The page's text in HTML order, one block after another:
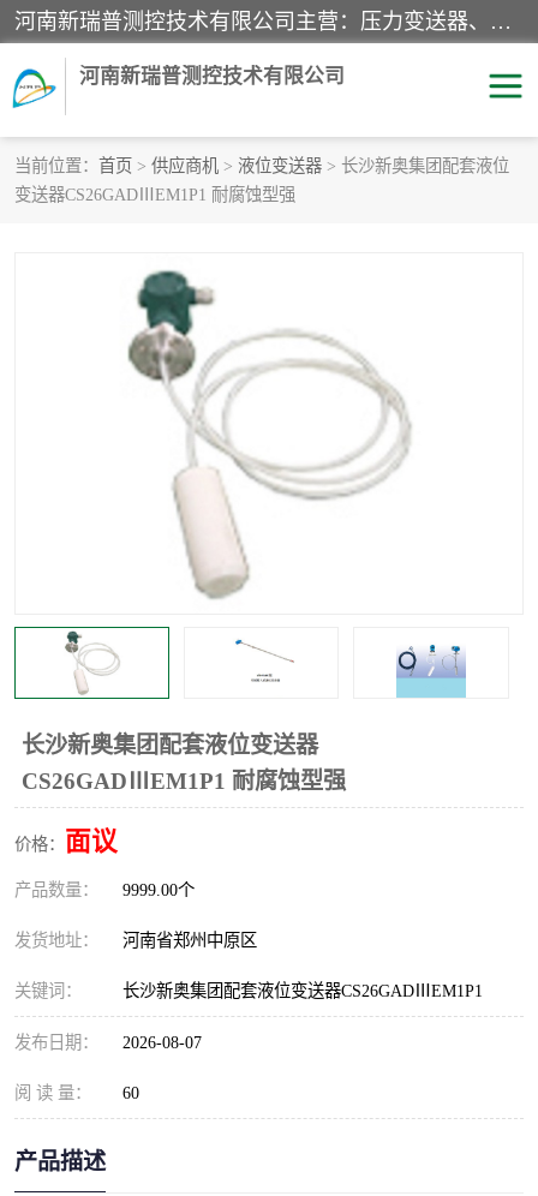
河南新瑞普测控技术有限公司主营：压力变送器、液位变送器、差压变送器、雷达料位计、电容物位计、温度显示控制仪表、电量变送器、流量计、工业自动化系统成套设备。
河南新瑞普测控技术有限公司
当前位置： 首页 > 供应商机 > 液位变送器 > 长沙新奥集团配套液位
变送器CS26GADⅢEM1P1 耐腐蚀型强
长沙新奥集团配套液位变送器
CS26GADⅢEM1P1 耐腐蚀型强
价格： 面议
产品数量： 9999.00个
发货地址： 河南省郑州中原区
关键词： 长沙新奥集团配套液位变送器CS26GADⅢEM1P1
发布日期： 2026-08-07
阅 读 量： 60
产品描述
霍尼韦尔压力变送器 CS系列变送器
1151/3351产品分类
雷达料位计
标准型工业压力变送器 罐旁显示仪
温度传感器变送器
电容物位计
温度显示控制仪表